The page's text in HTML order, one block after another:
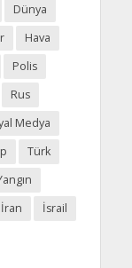
Dünya
Hava
Polis
Rus
Medya
Türk
İran
İsrail